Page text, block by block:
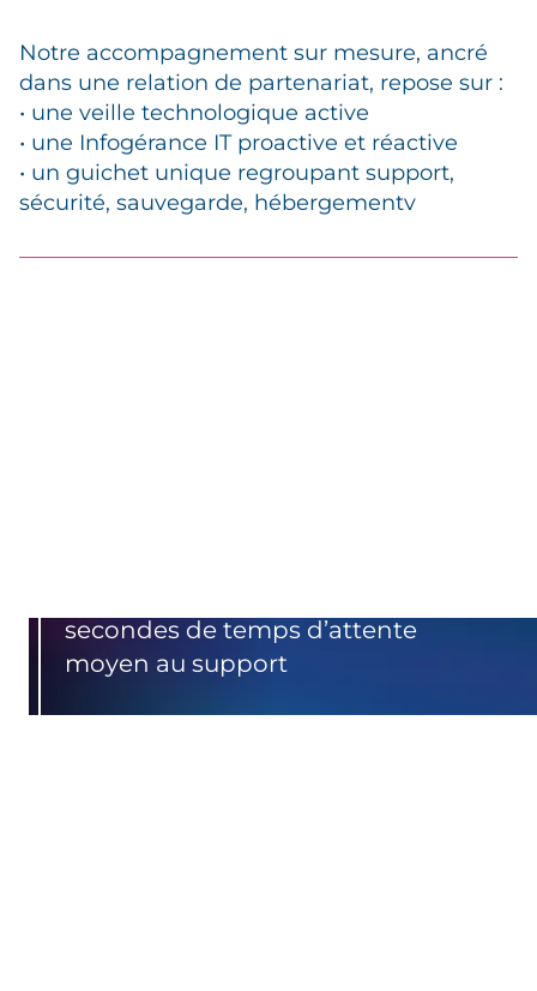
Notre accompagnement sur mesure, ancré
dans une relation de partenariat, repose sur :
• une veille technologique active
• une Infogérance IT proactive et réactive
• un guichet unique regroupant support,
sécurité, sauvegarde, hébergementv
secondes de temps d’attente
moyen au support
%